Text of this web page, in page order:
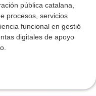
pública catalana,
procesos, servicios
funcional en gestió
digitales de apoyo